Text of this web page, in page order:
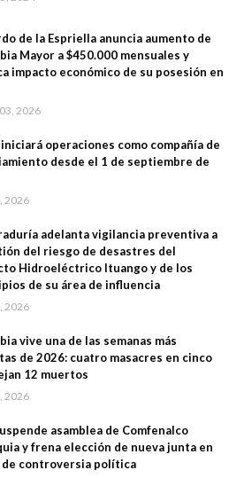
de la Espriella anuncia aumento de
Mayor a $450.000 mensuales y
impacto económico de su posesión en
2026
operaciones como compañía de
desde el 1 de septiembre de
2026
adelanta vigilancia preventiva a
del riesgo de desastres del
Hidroeléctrico Ituango y de los
de su área de influencia
2026
vive una de las semanas más
de 2026: cuatro masacres en cinco
12 muertos
2026
asamblea de Comfenalco
y frena elección de nueva junta en
de controversia política